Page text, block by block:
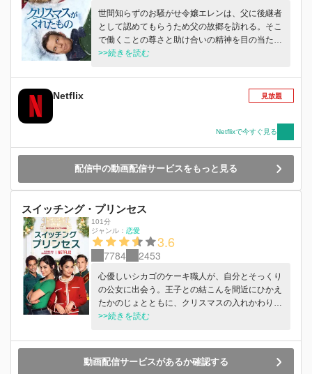
世間知らずのお騒がせ令嬢エレンは、父に後継者
として認めてもらうため父の故郷を訪れる。そこ
で働くことの尊さと助け合いの精神を目の当たり
にしたエレンは…。
>>続きを読む
Netflix 見放題
Netflixで今すぐ見る
配信中の動画配信サービスをもっと見る
スイッチング・プリンセス
101分
ジャンル： 恋愛
3.6
7784 2453
心優しいシカゴのケーキ職人が、自分とそっくり
の公女に出会う。王子との結こんを間近にひかえ
たかのじょとともに、クリスマスの入れかわり計
画を立てる。
>>続きを読む
動画配信サービスがあるか確認する